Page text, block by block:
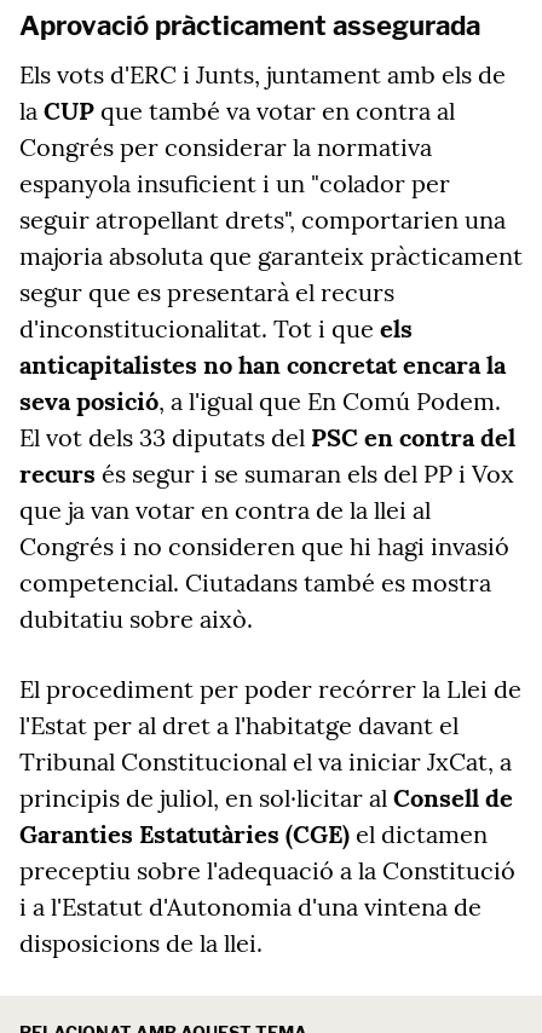
Aprovació pràcticament assegurada
Els vots d'ERC i Junts, juntament amb els de
la CUP que també va votar en contra al
Congrés per considerar la normativa
espanyola insuficient i un "colador per
seguir atropellant drets", comportarien una
majoria absoluta que garanteix pràcticament
segur que es presentarà el recurs
d'inconstitucionalitat. Tot i que els
anticapitalistes no han concretat encara la
seva posició, a l'igual que En Comú Podem.
El vot dels 33 diputats del PSC en contra del
recurs és segur i se sumaran els del PP i Vox
que ja van votar en contra de la llei al
Congrés i no consideren que hi hagi invasió
competencial. Ciutadans també es mostra
dubitatiu sobre això.
El procediment per poder recórrer la Llei de
l'Estat per al dret a l'habitatge davant el
Tribunal Constitucional el va iniciar JxCat, a
principis de juliol, en sol·licitar al Consell de
Garanties Estatutàries (CGE) el dictamen
preceptiu sobre l'adequació a la Constitució
i a l'Estatut d'Autonomia d'una vintena de
disposicions de la llei.